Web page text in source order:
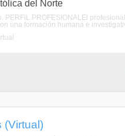
del Norte
PERFIL PROFESIONALEl
una formación humana e
(Virtual)